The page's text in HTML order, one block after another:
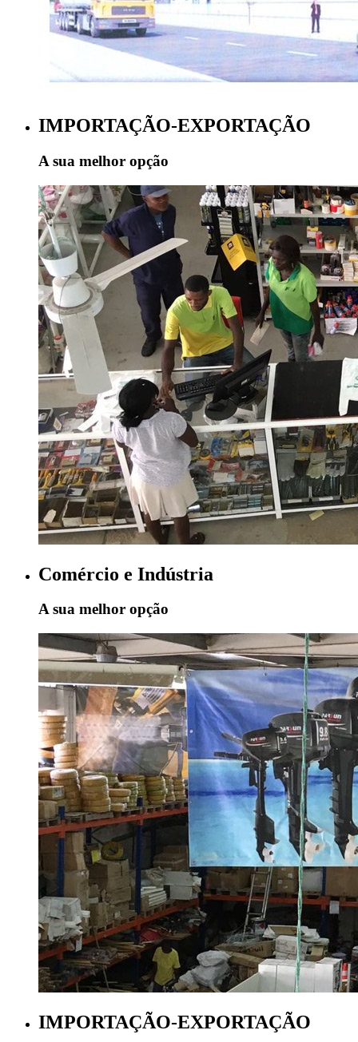
IMPORTAÇÃO-EXPORTAÇÃO
A sua melhor opção
Comércio e Indústria
A sua melhor opção
IMPORTAÇÃO-EXPORTAÇÃO